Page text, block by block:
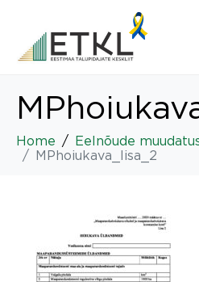
Home
Eelnõude
MPhoiukava_lisa_2